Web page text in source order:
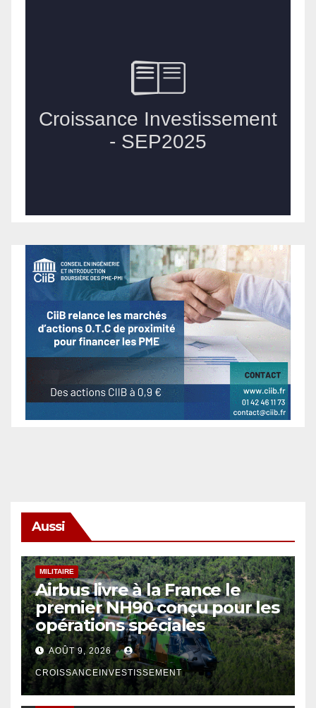
Aussi
MILITAIRE
Airbus livre à la France le
premier NH90 conçu pour les
opérations spéciales
AOÛT 9, 2026
CROISSANCEINVESTISSEMENT